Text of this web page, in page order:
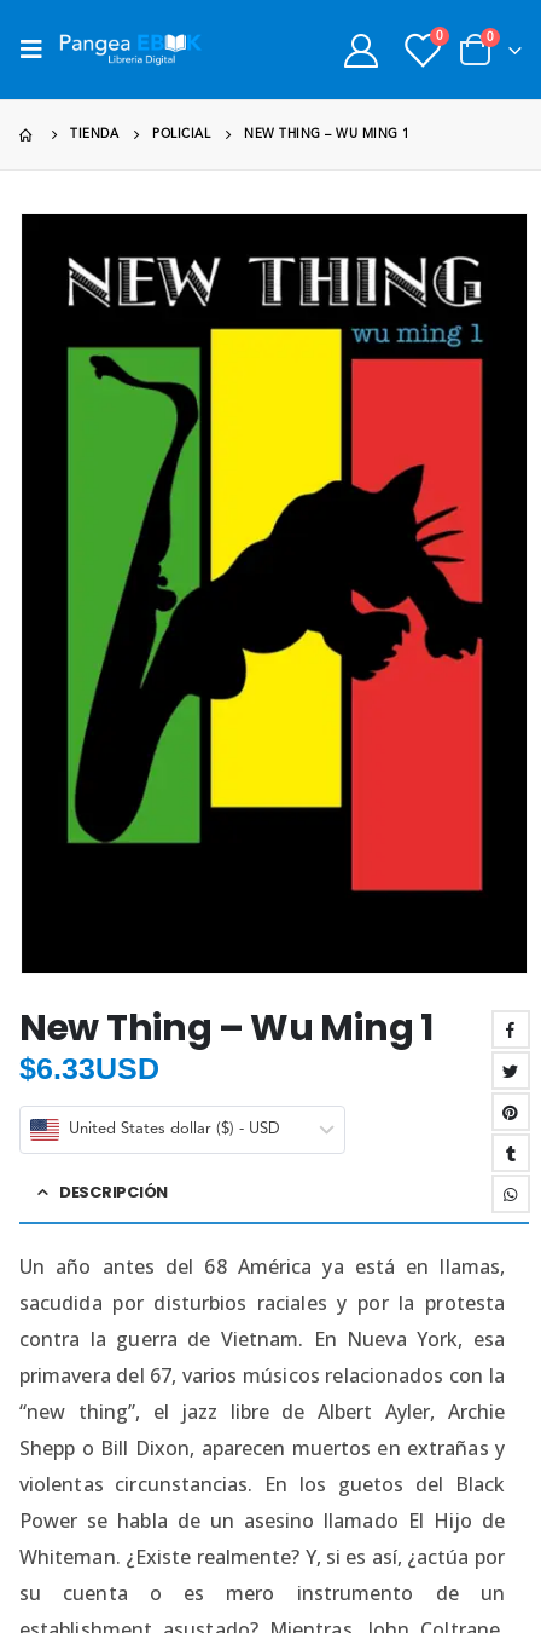
0 0
TIENDA POLICIAL NEW THING – WU MING 1
New Thing – Wu Ming 1
$6.33USD
United States dollar ($) - USD
DESCRIPCIÓN
Un año antes del 68 América ya está en llamas,
sacudida por disturbios raciales y por la protesta
contra la guerra de Vietnam. En Nueva York, esa
primavera del 67, varios músicos relacionados con la
“new thing”, el jazz libre de Albert Ayler, Archie
Shepp o Bill Dixon, aparecen muertos en extrañas y
violentas circunstancias. En los guetos del Black
Power se habla de un asesino llamado El Hijo de
Whiteman. ¿Existe realmente? Y, si es así, ¿actúa por
su cuenta o es mero instrumento de un